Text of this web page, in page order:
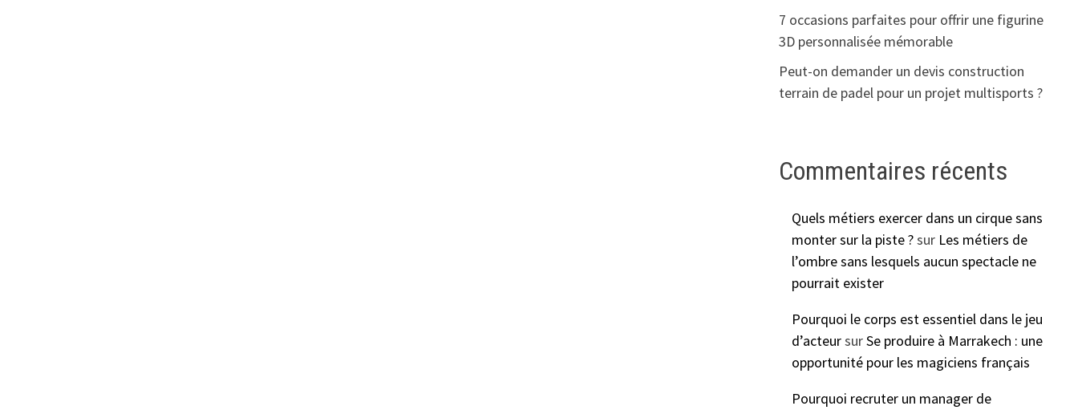
7 occasions parfaites pour offrir une figurine
3D personnalisée mémorable
Peut-on demander un devis construction
terrain de padel pour un projet multisports ?
Commentaires récents
Quels métiers exercer dans un cirque sans
monter sur la piste ?sur Les métiers de
l’ombre sans lesquels aucun spectacle ne
pourrait exister
Pourquoi le corps est essentiel dans le jeu
d’acteursurSe produire à Marrakech : une
opportunité pour les magiciens français
Pourquoi recruter un manager de